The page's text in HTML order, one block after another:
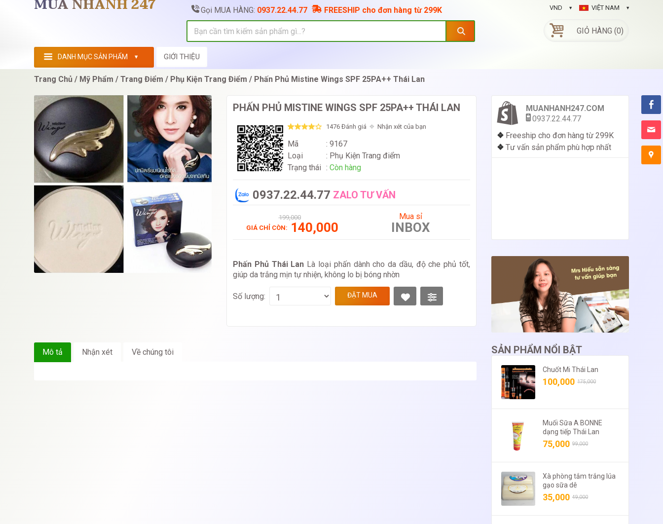
MUA NHANH 247 Gọi MUA HÀNG: 0937.22.44.77 FREESHIP cho đơn hàng từ 299K VIỆT NAM
VND
GIỎ HÀNG (0)
DANH MỤC SẢN PHẨM GIỚI THIỆU
Trang Chủ Mỹ Phẩm Trang Điểm Phụ Kiện Trang Điểm Phấn Phủ Mistine Wings SPF 25PA++ Thái Lan
PHẤN PHỦ MISTINE WINGS SPF 25PA++ THÁI LAN
1476 Đánh giá Nhận xét của bạn
Mã
: 9167
Loại
: Phụ Kiện Trang điểm
Trạng thái : Còn hàng
0937.22.44.77 ZALO TƯ VẤN
199,000
GIÁ CHỈ CÒN: 140,000
Mua sỉ
INBOX
Phấn Phủ Thái Lan Là loại phấn dành cho da dầu, độ che phủ tốt,
giúp da trắng mịn tự nhiện, không lo bị bóng nhờn
Số lượng: ĐẶT MUA
MUANHANH247.COM
0937.22.44.77
❖ Freeship cho đơn hàng từ 299K
❖ Tư vấn sản phẩm phù hợp nhất
Mô tả Nhận xét Về chúng tôi SẢN PHẨM NỔI BẬT
Chuốt Mi Thái Lan
100,000 175,000
Muối Sữa A BONNE
dạng tiếp Thái Lan
75,000 99,000
Xà phòng tắm trắng lúa
gạo sữa dê
35,000 49,000